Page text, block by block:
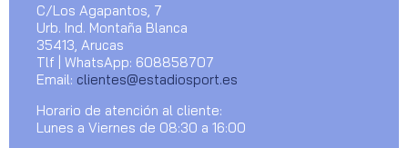
C/Los Agapantos, 7
Urb. Ind. Montaña Blanca
35413, Arucas
Tlf | WhatsApp: 608858707
Email: clientes@estadiosport.es
Horario de atención al cliente:
Lunes a Viernes de 08:30 a 16:00